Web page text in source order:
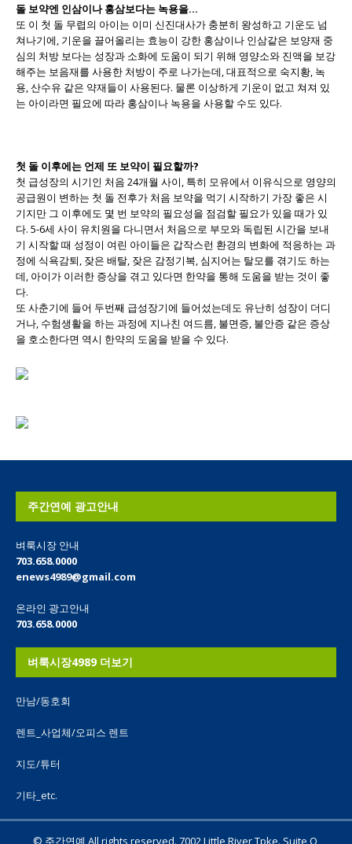
돌 보약엔 인삼이나 홍삼보다는 녹용을…
또 이 첫 돌 무렵의 아이는 이미 신진대사가 충분히 왕성하고 기운도 넘
쳐나기에, 기운을 끌어올리는 효능이 강한 홍삼이나 인삼같은 보양재 중
심의 처방 보다는 성장과 소화에 도움이 되기 위해 영양소와 진액을 보강
해주는 보음재를 사용한 처방이 주로 나가는데, 대표적으로 숙지황, 녹
용, 산수유 같은 약재들이 사용된다. 물론 이상하게 기운이 없고 쳐져 있
는 아이라면 필요에 따라 홍삼이나 녹용을 사용할 수도 있다.
첫 돌 이후에는 언제 또 보약이 필요할까?
첫 급성장의 시기인 처음 24개월 사이, 특히 모유에서 이유식으로 영양의
공급원이 변하는 첫 돌 전후가 처음 보약을 먹기 시작하기 가장 좋은 시
기지만 그 이후에도 몇 번 보약의 필요성을 점검할 필요가 있을 때가 있
다. 5-6세 사이 유치원을 다니면서 처음으로 부모와 독립된 시간을 보내
기 시작할 때 성정이 여린 아이들은 갑작스런 환경의 변화에 적응하는 과
정에 식욕감퇴, 잦은 배탈, 잦은 감정기복, 심지어는 탈모를 겪기도 하는
데, 아이가 이러한 증상을 겪고 있다면 한약을 통해 도움을 받는 것이 좋
다.
또 사춘기에 들어 두번째 급성장기에 들어섰는데도 유난히 성장이 더디
거나, 수험생활을 하는 과정에 지나친 여드름, 불면증, 불안증 같은 증상
을 호소한다면 역시 한약의 도움을 받을 수 있다.
주간연예 광고안내
벼룩시장 안내
703.658.0000
enews4989@gmail.com
온라인 광고안내
703.658.0000
벼룩시장4989 더보기
만남/동호회
렌트_사업체/오피스 렌트
지도/튜터
기타_etc.
© 주간연예 All rights reserved. 7002 Little River Tpke. Suite O,